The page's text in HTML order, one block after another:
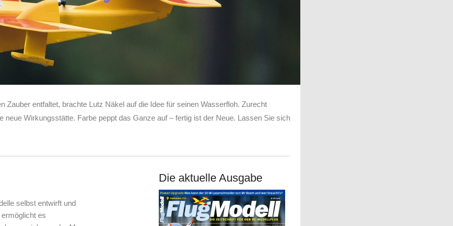
Zauber entfaltet, brachte Lutz Näkel auf die Idee für seinen Wasserfloh. Zurecht
neue Wirkungsstätte. Farbe peppt das Ganze auf – fertig ist der Neue. Lassen Sie sich
selbst entwirft und
es
Die aktuelle Ausgabe